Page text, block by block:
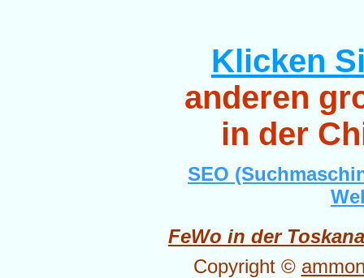
Klicken
anderen
in der
SEO
FeWo in der Toskana
Copyright ©